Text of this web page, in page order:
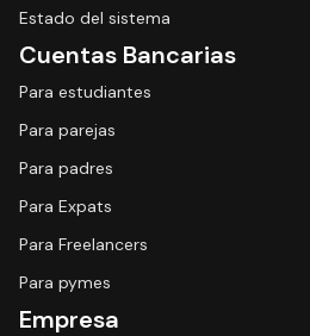
Estado del sistema
Cuentas Bancarias
Para estudiantes
Para parejas
Para padres
Para Expats
Para Freelancers
Para pymes
Empresa